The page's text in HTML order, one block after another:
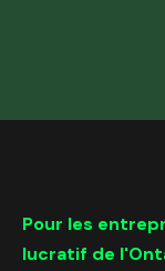
Pour les
lucratif de